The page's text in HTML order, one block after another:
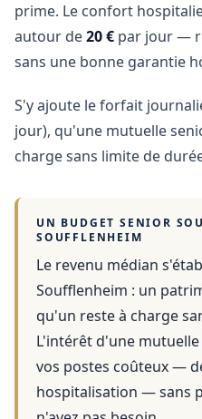
prime. Le confort
autour de20 € par jour —
sans une bonne garantie
S'y ajoute le forfait
jour), qu'une mutuelle
charge sans limite de
UN BUDGET SENIOR
SOUFFLENHEIM
Le revenu médian
Soufflenheim : un
qu'un reste à charge
L'intérêt d'une
vos postes coûteux —
hospitalisation — sans